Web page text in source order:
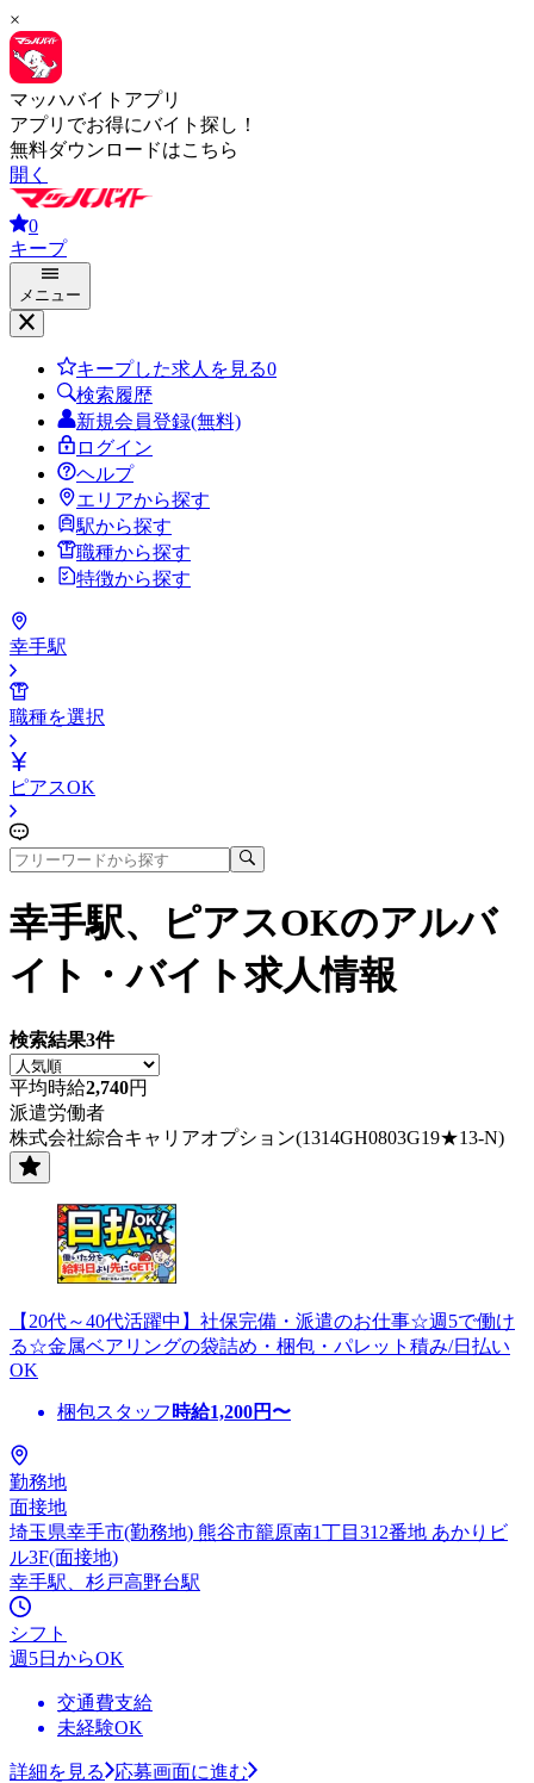
×
マッハバイトアプリ
アプリでお得にバイト探し！
無料ダウンロードはこちら
開く
0
キープ
メニュー
キープした求人を見る0
検索履歴
新規会員登録(無料)
ログイン
ヘルプ
エリアから探す
駅から探す
職種から探す
特徴から探す
幸手駅
職種を選択
ピアスOK
幸手駅、ピアスOKのアルバ
イト・バイト求人情報
検索結果3件
平均時給2,740円
派遣労働者
株式会社綜合キャリアオプション(1314GH0803G19★13-N)
【20代～40代活躍中】社保完備・派遣のお仕事☆週5で働け
る☆金属ベアリングの袋詰め・梱包・パレット積み/日払い
OK
梱包スタッフ 時給1,200円〜
勤務地
面接地
埼玉県幸手市(勤務地) 熊谷市籠原南1丁目312番地 あかりビ
ル3F(面接地)
幸手駅、杉戸高野台駅
シフト
週5日からOK
交通費支給
未経験OK
詳細を見る 応募画面に進む